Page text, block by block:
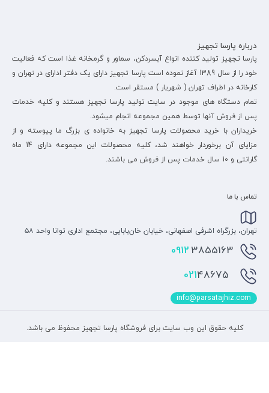
درباره پارسا تجهیز
پارسا تجهیز تولید کننده انواع آبسردکن، سماور و گرمخانه غذا است که فعالیت
خود را از سال 1389 آغاز نموده است پارسا تجهیز دارای یک دفتر ادارای در تهران و
کارخانه در اطراف تهران ( شهریار ) مستقر است.
تمام دستگاه های موجود در سایت تولید پارسا تجهیز هستند و کلیه خدمات
پس از فروش آنها توسط همین مجموعه انجام میشود.
خریداران با خرید محصولات پارسا تجهیز به خانواده ی بزرگ ما پیوسته و از
مزایای آن برخوردار خواهند شد، کلیه محصولات این مجموعه دارای 14 ماه
گارانتی و 10 سال خدمات پس از فروش می باشند.
تماس با ما
تهران، بزرگراه اشرفی اصفهانی، خیابان خان‌بابایی، مجتمع اداری توانا واحد ۵۸
0912 3855163
48675
info@parsatajhiz.com
کلیه حقوق این وب سایت برای فروشگاه پارسا تجهیز محفوظ می باشد.